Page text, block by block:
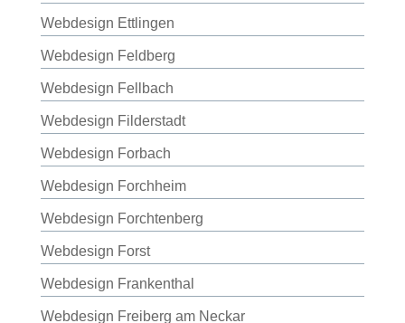
Webdesign Ettlingen
Webdesign Feldberg
Webdesign Fellbach
Webdesign Filderstadt
Webdesign Forbach
Webdesign Forchheim
Webdesign Forchtenberg
Webdesign Forst
Webdesign Frankenthal
Webdesign Freiberg am Neckar